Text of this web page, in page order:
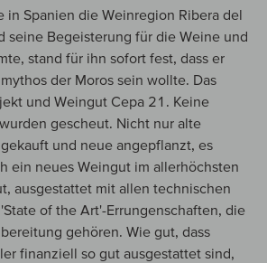
in Spanien die Weinregion Ribera del
seine Begeisterung für die Weine und
stand für ihn sofort fest, dass er
der Moros sein wollte. Das
und Weingut Cepa 21. Keine
gescheut. Nicht nur alte
und neue angepflanzt, es
ein neues Weingut im allerhöchsten
ausgestattet mit allen technischen
of the Art'-Errungenschaften, die
gehören. Wie gut, dass
finanziell so gut ausgestattet sind,